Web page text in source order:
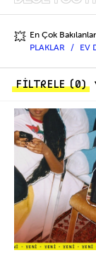
💥 En Çok
PLAKLAR
EV
FİLTRELE(0)